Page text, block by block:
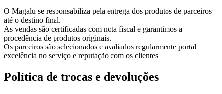
O Magalu se responsabiliza pela entrega dos produtos de parceiros
até o destino final.
As vendas são certificadas com nota fiscal e garantimos a
procedência de produtos originais.
Os parceiros são selecionados e avaliados regularmente portal
excelência no serviço e reputação com os clientes
Política de trocas e devoluções